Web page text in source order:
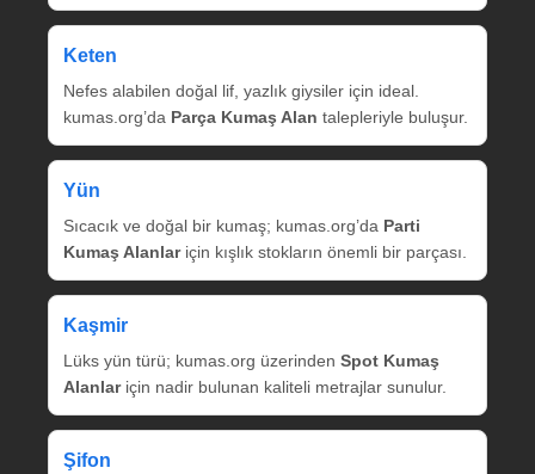
Keten
Nefes alabilen doğal lif, yazlık giysiler için ideal.
kumas.org’da Parça Kumaş Alan talepleriyle buluşur.
Yün
Sıcacık ve doğal bir kumaş; kumas.org’da Parti
Kumaş Alanlariçin kışlık stokların önemli bir parçası.
Kaşmir
Lüks yün türü; kumas.org üzerinden Spot Kumaş
Alanlariçin nadir bulunan kaliteli metrajlar sunulur.
Şifon